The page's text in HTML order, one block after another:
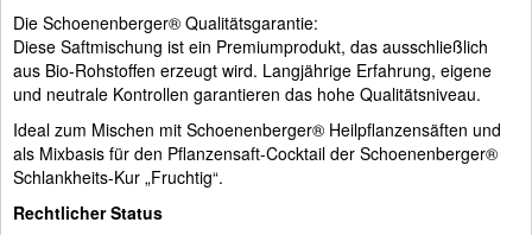
Die Schoenenberger® Qualitätsgarantie:
Diese Saftmischung ist ein Premiumprodukt, das ausschließlich
aus Bio-Rohstoffen erzeugt wird. Langjährige Erfahrung, eigene
und neutrale Kontrollen garantieren das hohe Qualitätsniveau.
Ideal zum Mischen mit Schoenenberger® Heilpflanzensäften und
als Mixbasis für den Pflanzensaft-Cocktail der Schoenenberger®
Schlankheits-Kur „Fruchtig“.
Rechtlicher Status